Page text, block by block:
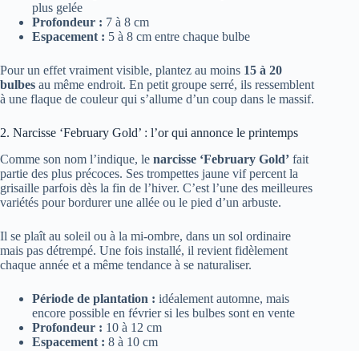
plus gelée
Profondeur : 7 à 8 cm
Espacement : 5 à 8 cm entre chaque bulbe
Pour un effet vraiment visible, plantez au moins 15 à 20
bulbes au même endroit. En petit groupe serré, ils ressemblent
à une flaque de couleur qui s’allume d’un coup dans le massif.
2. Narcisse ‘February Gold’ : l’or qui annonce le printemps
Comme son nom l’indique, le narcisse ‘February Gold’ fait
partie des plus précoces. Ses trompettes jaune vif percent la
grisaille parfois dès la fin de l’hiver. C’est l’une des meilleures
variétés pour bordurer une allée ou le pied d’un arbuste.
Il se plaît au soleil ou à la mi-ombre, dans un sol ordinaire
mais pas détrempé. Une fois installé, il revient fidèlement
chaque année et a même tendance à se naturaliser.
Période de plantation : idéalement automne, mais
encore possible en février si les bulbes sont en vente
Profondeur : 10 à 12 cm
Espacement : 8 à 10 cm